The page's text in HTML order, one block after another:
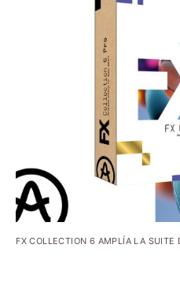
FX COLLECTION 6 AMPLÍA LA SUITE